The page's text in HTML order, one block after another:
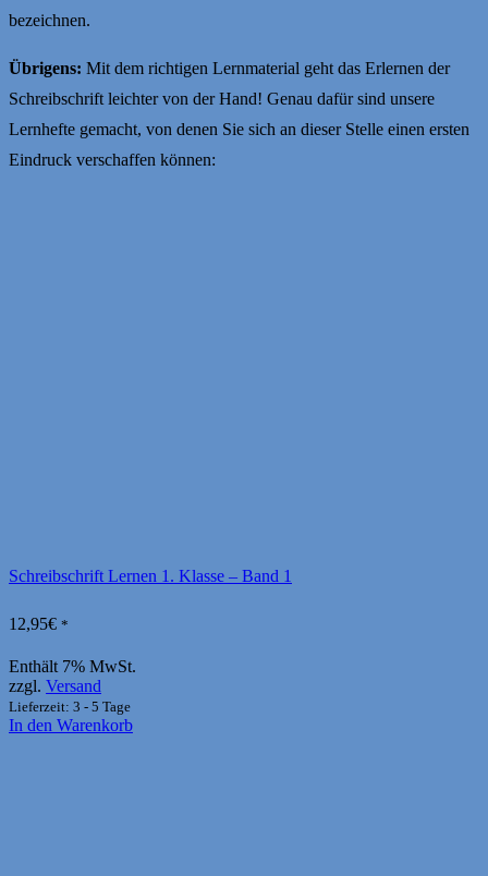
bezeichnen.
Übrigens: Mit dem richtigen Lernmaterial geht das Erlernen der
Schreibschrift leichter von der Hand! Genau dafür sind unsere
Lernhefte gemacht, von denen Sie sich an dieser Stelle einen ersten
Eindruck verschaffen können:
Schreibschrift Lernen 1. Klasse – Band 1
12,95€ *
Enthält 7% MwSt.
zzgl. Versand
Lieferzeit: 3 - 5 Tage
In den Warenkorb